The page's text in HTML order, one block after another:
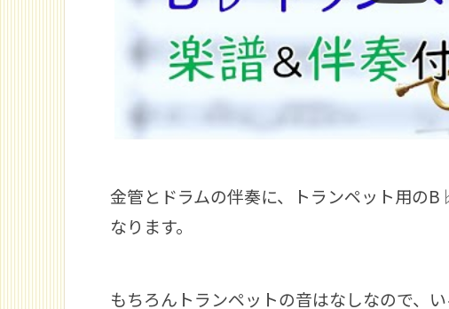
金管とドラムの伴奏に、トランペット用の
なります。
もちろんトランペットの音はなしなので、